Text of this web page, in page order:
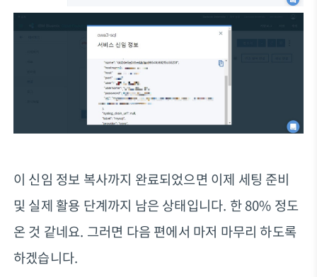
이 신임 정보 복사까지 완료되었으면 이제 세팅 준비
및 실제 활용 단계까지 남은 상태입니다. 한 80% 정도
온 것 같네요. 그러면 다음 편에서 마저 마무리 하도록
하겠습니다.